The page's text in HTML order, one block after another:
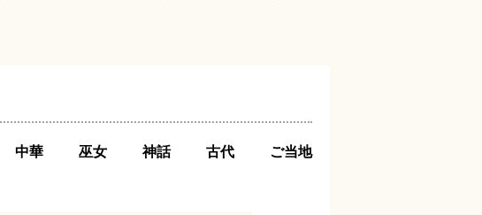
中華 巫女 神話 古代
ご当地